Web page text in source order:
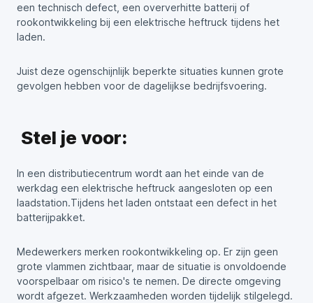
een technisch defect, een oververhitte batterij of
rookontwikkeling bij een elektrische heftruck tijdens het
laden.
Juist deze ogenschijnlijk beperkte situaties kunnen grote
gevolgen hebben voor de dagelijkse bedrijfsvoering.
Stel je voor:
In een distributiecentrum wordt aan het einde van de
werkdag een elektrische heftruck aangesloten op een
laadstation.Tijdens het laden ontstaat een defect in het
batterijpakket.
Medewerkers merken rookontwikkeling op. Er zijn geen
grote vlammen zichtbaar, maar de situatie is onvoldoende
voorspelbaar om risico's te nemen. De directe omgeving
wordt afgezet. Werkzaamheden worden tijdelijk stilgelegd.